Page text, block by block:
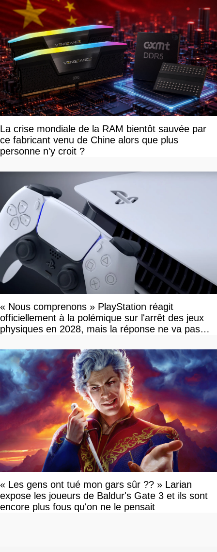
La crise mondiale de la RAM bientôt sauvée par
ce fabricant venu de Chine alors que plus
personne n'y croit ?
« Nous comprenons » PlayStation réagit
officiellement à la polémique sur l'arrêt des jeux
physiques en 2028, mais la réponse ne va pas
« Les gens ont tué mon gars sûr ?? » Larian
expose les joueurs de Baldur's Gate 3 et ils sont
encore plus fous qu'on ne le pensait